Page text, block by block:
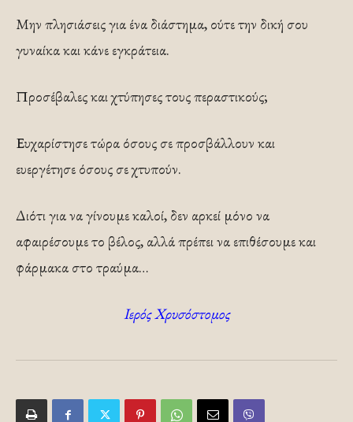
Μην πλησιάσεις για ένα διάστημα, ούτε την δική σου
γυναίκα και κάνε εγκράτεια.
Προσέβαλες και χτύπησες τους περαστικούς;
Ευχαρίστησε τώρα όσους σε προσβάλλουν και
ευεργέτησε όσους σε χτυπούν.
Διότι για να γίνουμε καλοί, δεν αρκεί μόνο να
αφαιρέσουμε το βέλος, αλλά πρέπει να επιθέσουμε και
φάρμακα στο τραύμα…
Ιερός Χρυσόστομος